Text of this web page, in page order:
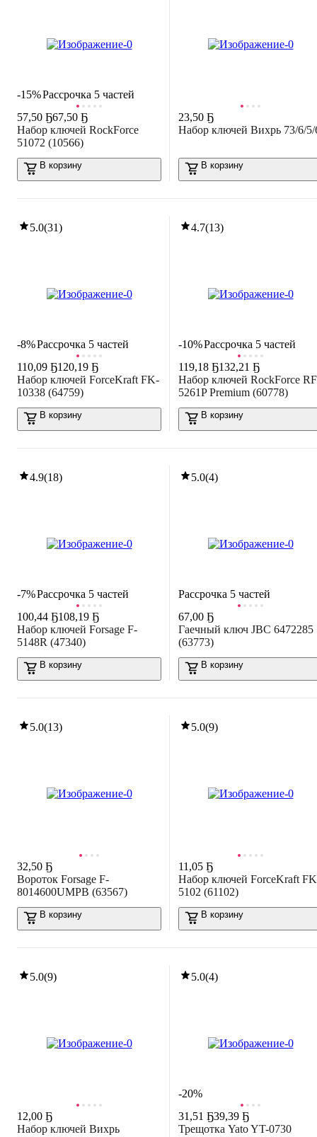
-15%Рассрочка 5 частей
57,50 Ҕ67,50 Ҕ
Набор ключей RockForce
51072 (10566)
В корзину
23,50 Ҕ
Набор ключей Вихрь 73/6/5/
В корзину
5.0(31)
-8%Рассрочка 5 частей
110,09 Ҕ120,19 Ҕ
Набор ключей ForceKraft FK-
10338 (64759)
В корзину
4.7(13)
-10%Рассрочка 5 частей
119,18 Ҕ132,21 Ҕ
Набор ключей RockForce
5261P Premium (60778)
В корзину
4.9(18)
-7%Рассрочка 5 частей
100,44 Ҕ108,19 Ҕ
Набор ключей Forsage F-
5148R (47340)
В корзину
5.0(4)
Рассрочка 5 частей
67,00 Ҕ
Гаечный ключ JBC 6472285
(63773)
В корзину
5.0(13)
32,50 Ҕ
Вороток Forsage F-
8014600UMPB (63567)
В корзину
5.0(9)
11 ,05 Ҕ
Набор ключей ForceKraft
5102 (61102)
В корзину
5.0(9)
12,00 Ҕ
Набор ключей Вихрь
5.0(4)
-20%
31 ,51 Ҕ39,39 Ҕ
Трещотка Yato YT-0730